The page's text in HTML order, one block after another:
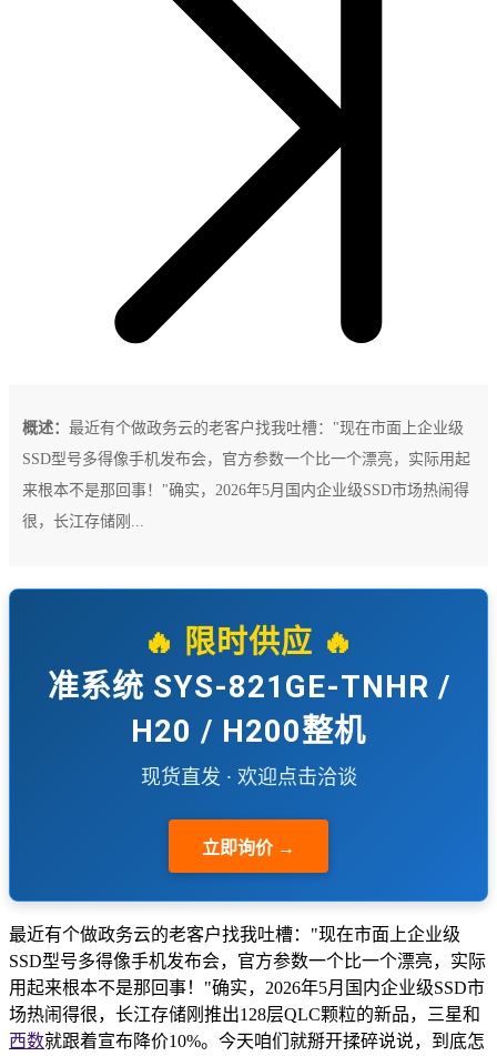
概述： 最近有个做政务云的老客户找我吐槽："现在市面上企业级
SSD型号多得像手机发布会，官方参数一个比一个漂亮，实际用起
来根本不是那回事！"确实，2026年5月国内企业级SSD市场热闹得
很，长江存储刚...
🔥 限时供应 🔥
准系统 SYS-821GE-TNHR /
H20 / H200整机
现货直发 · 欢迎点击洽谈
立即询价 →
最近有个做政务云的老客户找我吐槽："现在市面上企业级
SSD型号多得像手机发布会，官方参数一个比一个漂亮，实际
用起来根本不是那回事！"确实，2026年5月国内企业级SSD市
场热闹得很，长江存储刚推出128层QLC颗粒的新品，三星和
西数就跟着宣布降价10%。今天咱们就掰开揉碎说说，到底怎